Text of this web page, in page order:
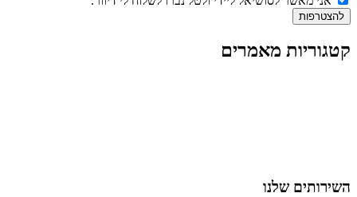
להצטרפות
קטגוריות מאמרים
השירותים שלנו